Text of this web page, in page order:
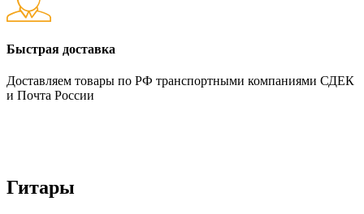
Быстрая доставка
Доставляем товары по РФ транспортными компаниями СДЕК
и Почта России
Гитары